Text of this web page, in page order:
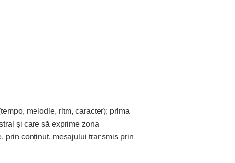
melodie, ritm, caracter); prima
și care să exprime zona
prin conținut, mesajului transmis prin